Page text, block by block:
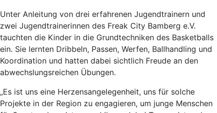
Unter Anleitung von drei erfahrenen Jugendtrainern und
zwei Jugendtrainerinnen des Freak City Bamberg e.V.
tauchten die Kinder in die Grundtechniken des Basketballs
ein. Sie lernten Dribbeln, Passen, Werfen, Ballhandling und
Koordination und hatten dabei sichtlich Freude an den
abwechslungsreichen Übungen.
„Es ist uns eine Herzensangelegenheit, uns für solche
Projekte in der Region zu engagieren, um junge Menschen